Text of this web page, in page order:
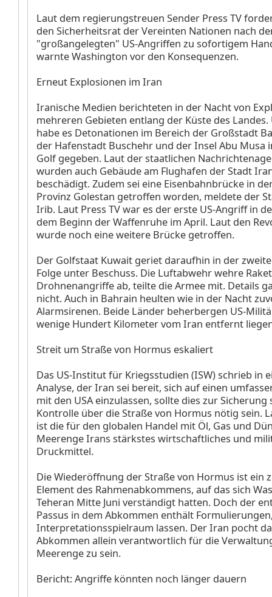
Laut dem regierungstreuen Sender Press TV
den Sicherheitsrat der Vereinten Nationen nach
"großangelegten" US-Angriffen zu sofortigem
warnte Washington vor den Konsequenzen.
Erneut Explosionen im Iran
Iranische Medien berichteten in der Nacht von
mehreren Gebieten entlang der Küste des
habe es Detonationen im Bereich der Großstadt
der Hafenstadt Buschehr und der Insel Abu Musa
Golf gegeben. Laut der staatlichen
wurden auch Gebäude am Flughafen der Stadt
beschädigt. Zudem sei eine Eisenbahnbrücke in
Provinz Golestan getroffen worden, meldete der
Irib. Laut Press TV war es der erste US-Angriff in
dem Beginn der Waffenruhe im April. Laut den
wurde noch eine weitere Brücke getroffen.
Der Golfstaat Kuwait geriet daraufhin in der
Folge unter Beschuss. Die Luftabwehr wehre
Drohnenangriffe ab, teilte die Armee mit. Details
nicht. Auch in Bahrain heulten wie in der Nacht
Alarmsirenen. Beide Länder beherbergen US-
wenige Hundert Kilometer vom Iran entfernt
Streit um Straße von Hormus eskaliert
Das US-Institut für Kriegsstudien (ISW) schrieb in
Analyse, der Iran sei bereit, sich auf einen
mit den USA einzulassen, sollte dies zur Sicherung
Kontrolle über die Straße von Hormus nötig sein.
ist die für den globalen Handel mit Öl, Gas und
Meerenge Irans stärkstes wirtschaftliches und
Druckmittel.
Die Wiederöffnung der Straße von Hormus ist ein
Element des Rahmenabkommens, auf das sich
Teheran Mitte Juni verständigt hatten. Doch der
Passus in dem Abkommen enthält
Interpretationsspielraum lassen. Der Iran pocht
Abkommen allein verantwortlich für die
Meerenge zu sein.
Bericht: Angriffe könnten noch länger dauern